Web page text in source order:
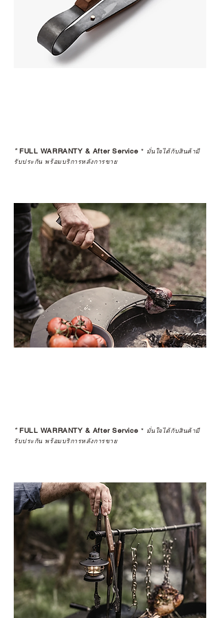
*FULL WARRANTY & After Service * มั่นใจได้กับสินค้ามี
รับประกัน พร้อมบริการหลังการขาย
*FULL WARRANTY & After Service * มั่นใจได้กับสินค้ามี
รับประกัน พร้อมบริการหลังการขาย